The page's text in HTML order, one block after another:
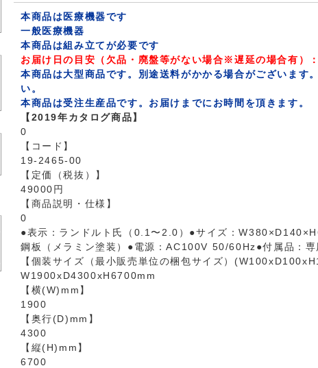
本商品は医療機器です
一般医療機器
本商品は組み立てが必要です
お届け日の目安（欠品・廃盤等がない場合※遅延の場合有）
本商品は大型商品です。別途送料がかかる場合がございます
い。
本商品は受注生産品です。お届けまでにお時間を頂きます。
【2019年カタログ商品】
0
【コード】
19-2465-00
【定価（税抜）】
49000円
【商品説明・仕様】
0
●表示：ランドルト氏（0.1〜2.0）●サイズ：
鋼板（メラミン塗装）●電源：AC100V 50/60Hz●付属品：
【個装サイズ（最小販売単位の梱包サイズ）
W1900xD4300xH6700mm
【横(W)mm】
1900
【奥行(D)mm】
4300
【縦(H)mm】
6700